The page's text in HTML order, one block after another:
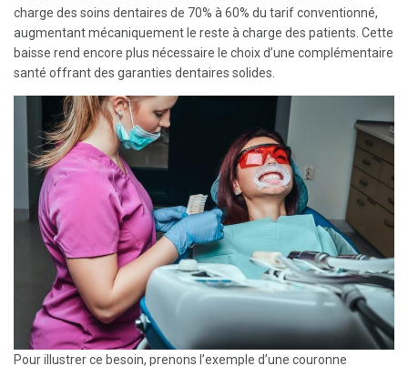
charge des soins dentaires de 70% à 60% du tarif conventionné,
augmentant mécaniquement le reste à charge des patients. Cette
baisse rend encore plus nécessaire le choix d’une complémentaire
santé offrant des garanties dentaires solides.
Pour illustrer ce besoin, prenons l’exemple d’une couronne